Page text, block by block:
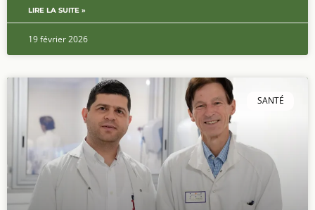
LIRE LA SUITE »
19 février 2026
SANTÉ